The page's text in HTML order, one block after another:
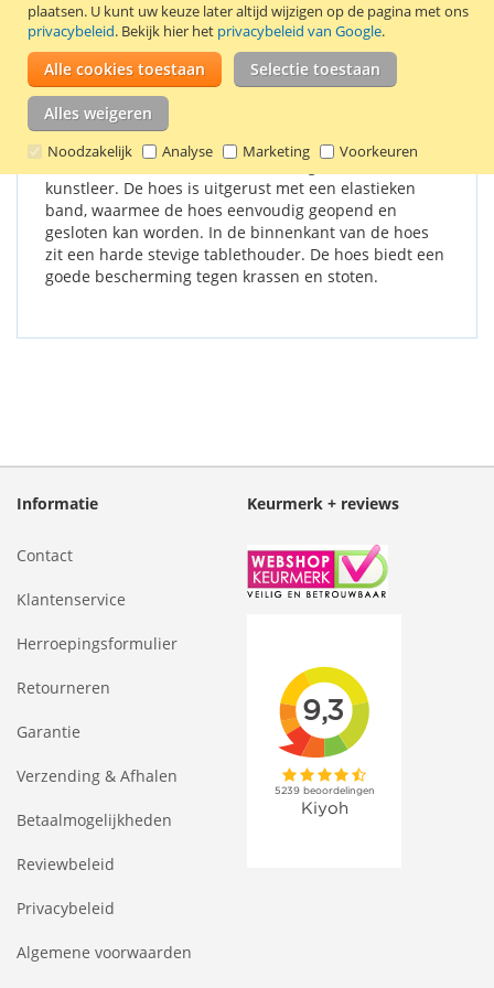
plaatsen. U kunt uw keuze later altijd wijzigen op de pagina met ons
privacybeleid. Bekijk hier het privacybeleid van Google.
Alle cookies toestaan Selectie toestaan
Alles weigeren
Noodzakelijk Analyse Marketing Voorkeuren
Stijlvolle 360° draaibare tablethoes voor de Samsung Galaxy
Tab A 10.1 (2016) tablet. Kleur: lichtroze.
Details Productkenmerken Reviews 1
De buitenkant van de tablethoes is gemaakt van
kunstleer. De hoes is uitgerust met een elastieken
band, waarmee de hoes eenvoudig geopend en
gesloten kan worden. In de binnenkant van de hoes
zit een harde stevige tablethouder. De hoes biedt een
goede bescherming tegen krassen en stoten.
Informatie
Contact
Klantenservice
Herroepingsformulier
Retourneren
Garantie
Verzending & Afhalen
Betaalmogelijkheden
Reviewbeleid
Privacybeleid
Algemene voorwaarden
Keurmerk + reviews